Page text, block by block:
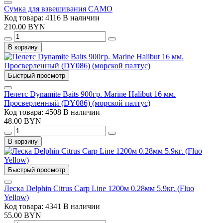
Сумка для взвешивания CAMO
Код товара: 4116 В наличии
210.00 BYN
В корзину
Быстрый просмотр
Пелетс Dynamite Baits 900гр. Marine Halibut 16 мм.
Просверленный (DY086) (морской палтус)
Код товара: 4508 В наличии
48.00 BYN
В корзину
Быстрый просмотр
Леска Delphin Citrus Carp Line 1200м 0.28мм 5.9кг. (Fluo
Yellow)
Код товара: 4341 В наличии
55.00 BYN